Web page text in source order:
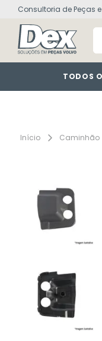
Consultoria de Peças
TODOS
Caminhão